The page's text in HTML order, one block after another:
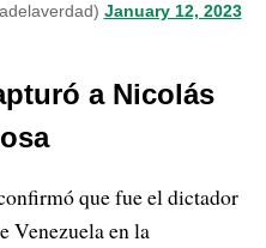
January 12, 2023
a Nicolás
que fue el dictador
Venezuela en la